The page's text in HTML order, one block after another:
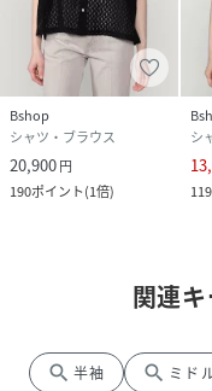
Bshop
シャツ・ブラウス
20,900円
190ポイント(1倍)
シ
119
関連
search 半袖 search ミド